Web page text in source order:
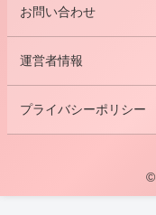
お問い合わせ
運営者情報
プライバシーポリシー
©